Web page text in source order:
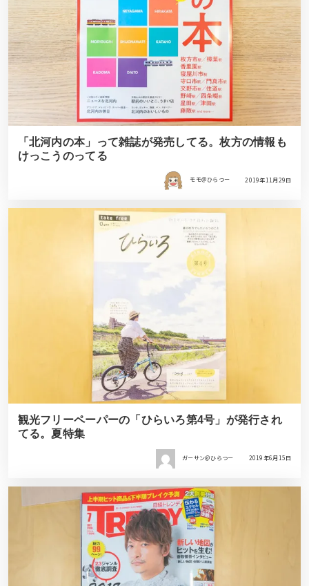
「北河内の本」って雑誌が発売してる。枚方の情報も
けっこうのってる
モモ＠ひらつー 2019年11月29日
観光フリーペーパーの「ひらいろ第4号」が発行され
てる。夏特集
ガーサン＠ひらつー 2019年6月15日